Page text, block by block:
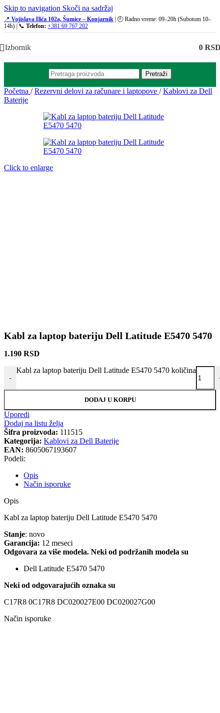
Skip to navigation Skoči na sadržaj
📍 Vojislava Ilića 102a, Šumice – Konjarnik | 🕘 Radno vreme: 09–20h (Subotom 10–
14h) | 📞 Telefon: +381 69 767 202
Izbornik 0
Pretraži
Početna / Rezervni delovi za računare i laptopove / Kablovi za Dell
Baterije
Click to enlarge
Kabl za laptop bateriju Dell Latitude E5470 5470
1.190 RSD
-
Kabl za laptop bateriju Dell Latitude E5470 5470 količina
DODAJ U KORPU
Uporedi
Dodaj na listu želja
Šifra proizvoda: 111515
Kategorija: Kablovi za Dell Baterije
EAN: 8605067193607
Podeli:
Opis
Način isporuke
Opis
Kabl za laptop bateriju Dell Latitude E5470 5470
Stanje: novo
Garancija: 12 meseci
Odgovara za više modela. Neki od podržanih modela su
Dell Latitude E5470 5470
Neki od odgovarajućih oznaka su
C17R8 0C17R8 DC020027E00 DC020027G00
Način isporuke